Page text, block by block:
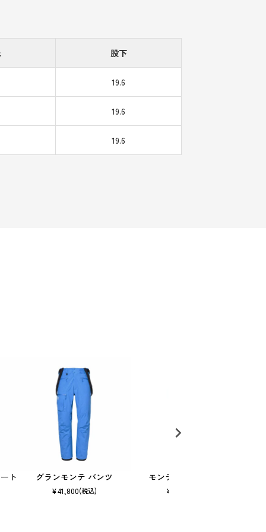
股下
19.6
19.6
19.6
ト
グランモンテ パンツ
¥41,800(税込)
モンテローザ パンツ
¥